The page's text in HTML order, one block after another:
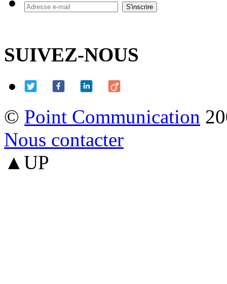
SUIVEZ-NOUS
© Point Communication
Nous contacter
▲UP